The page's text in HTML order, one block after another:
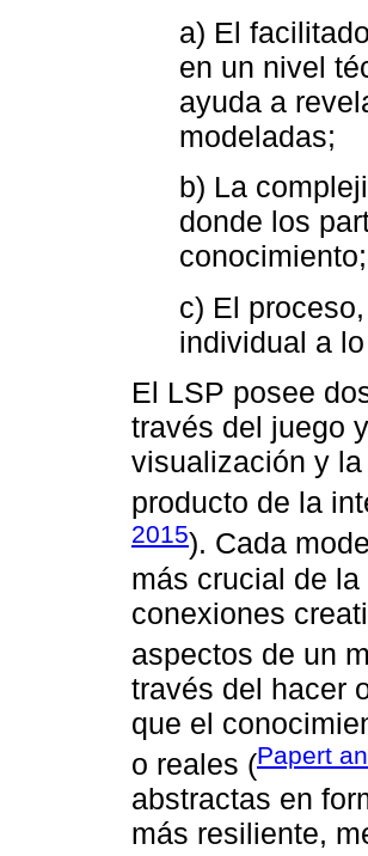
a) El
en un nivel
ayuda a
modeladas;
b) La
donde los
conocimiento;
c) El
individual a
El LSP posee
través del juego
visualización y
producto de la
2015). Cada
más crucial de
conexiones
aspectos de un
través del hacer
que el
o reales (Papert
abstractas en
más resiliente,